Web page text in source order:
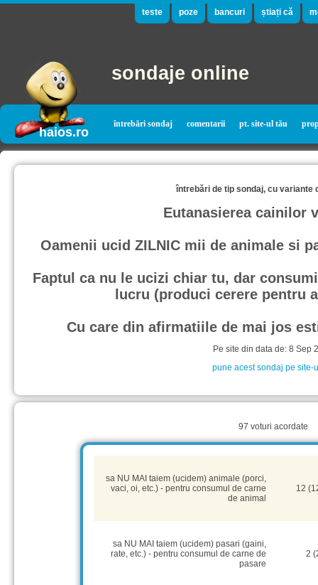
teste poze bancuri știați că
sondaje online
haios.ro
întrebări sondaj comentarii pt. site-ul tău
întrebări de tip sondaj, cu variante
Eutanasierea cainilor
Oamenii ucid ZILNIC mii de animale si
Faptul ca nu le ucizi chiar tu, dar
lucru (produci cerere pentru
Cu care din afirmatiile de mai jos
Pe site din data de: 8 Sep
pune acest sondaj pe site-
97 voturi acordate
sa NU MAI taiem (ucidem) animale (porci,
vaci, oi, etc.) - pentru consumul de carne
de animal
12
sa NU MAI taiem (ucidem) pasari (gaini,
rate, etc.) - pentru consumul de carne de
pasare
2